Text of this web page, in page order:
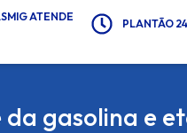
ATENDE
PLANTÃO
da gasolina e